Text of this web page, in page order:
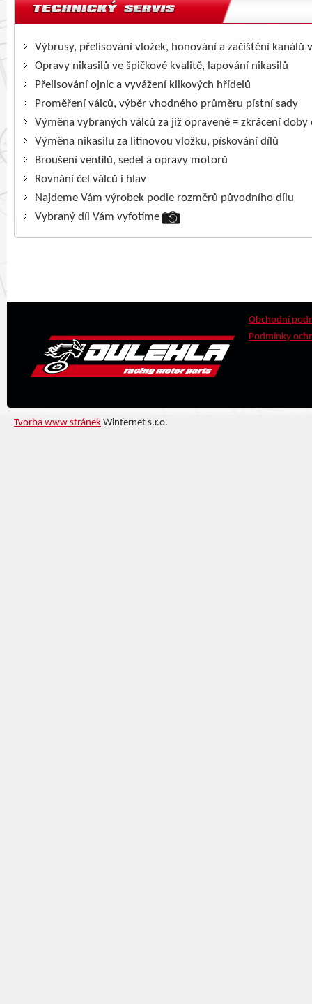
Výbrusy, přelisování vložek, honování a začištění kanálů
Opravy nikasilů ve špičkové kvalitě, lapování nikasilů
Přelisování ojnic a vyvážení klikových hřídelů
Proměření válců, výběr vhodného průměru pístní sady
Výměna vybraných válců za již opravené = zkrácení doby
Výměna nikasilu za litinovou vložku, pískování dílů
Broušení ventilů, sedel a opravy motorů
Rovnání čel válců i hlav
Najdeme Vám výrobek podle rozměrů původního dílu
Vybraný díl Vám vyfotíme
Obchodní
Podmínky
Tvorba www stránek Winternet s.r.o.